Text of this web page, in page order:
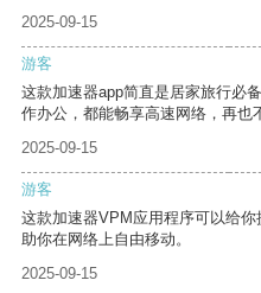
2025-09-15
游客
这款加速器app简直是居家旅行必
作办公，都能畅享高速网络，再也
2025-09-15
游客
这款加速器VPM应用程序可以给
助你在网络上自由移动。
2025-09-15